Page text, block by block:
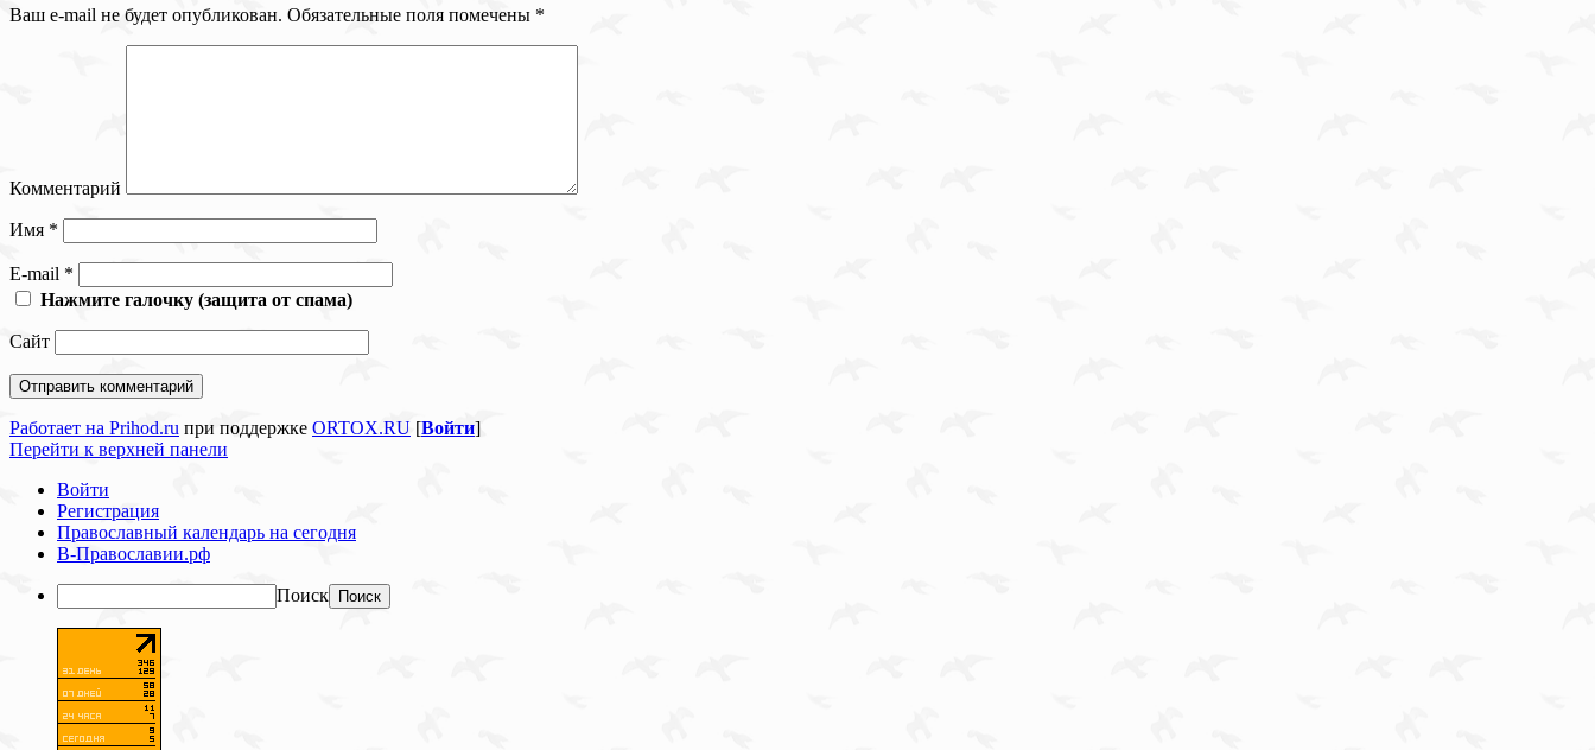
Ваш e-mail не будет опубликован. Обязательные поля помечены *
Комментарий
Имя *
E-mail *
Нажмите галочку (защита от спама)
Сайт
Работает на Prihod.ru при поддержке ORTOX.RU [Войти]
Перейти к верхней панели
Войти
Регистрация
Православный календарь на сегодня
В-Православии.рф
Поиск